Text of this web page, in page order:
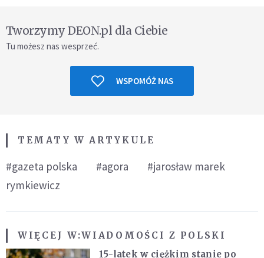
Tworzymy DEON.pl dla Ciebie
Tu możesz nas wesprzeć.
WSPOMÓŻ NAS
TEMATY W ARTYKULE
#gazeta polska #agora
#jarosław marek
rymkiewicz
WIĘCEJ W:WIADOMOŚCI Z POLSKI
15-latek w ciężkim stanie po